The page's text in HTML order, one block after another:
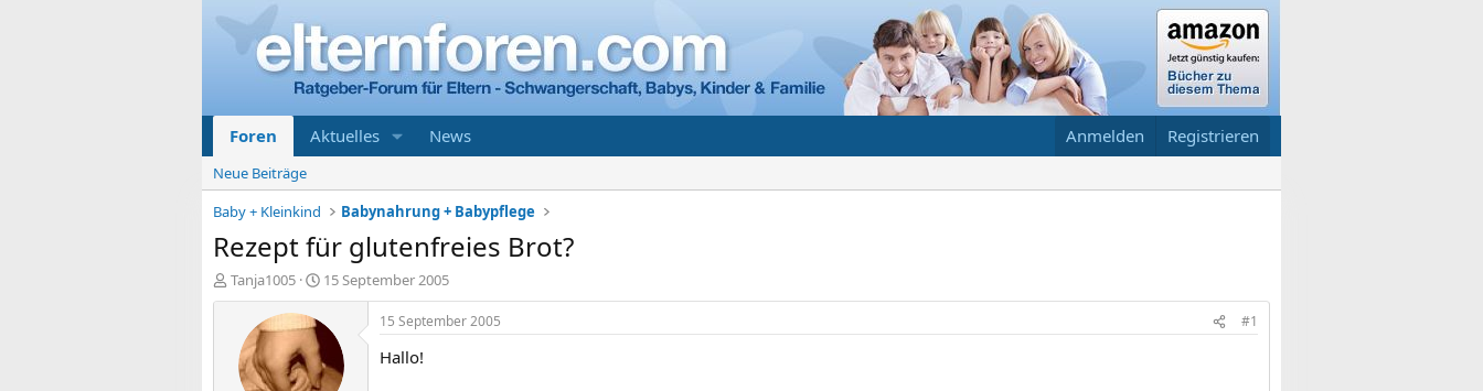
Foren Aktuelles News Anmelden Registrieren
Neue Beiträge
Baby + Kleinkind
Babynahrung + Babypflege
Rezept für glutenfreies Brot?
E
r
Tanja1005
E
r
s
e
l
15 September 2005
15 September 2005 #1
Hallo!